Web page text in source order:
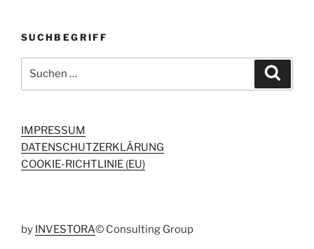
SUCHBEGRIFF
nach:
IMPRESSUM
DATENSCHUTZERKLÄRUNG
COOKIE-RICHTLINIE (EU)
by INVESTORA© Consulting Group